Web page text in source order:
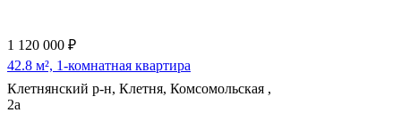
1 120 000 ₽
42.8 м², 1-комнатная квартира
Клетнянский р-н, Клетня, Комсомольская ,
2а